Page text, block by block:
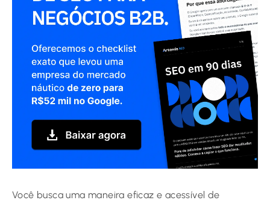
Você busca uma maneira eficaz e acessível de